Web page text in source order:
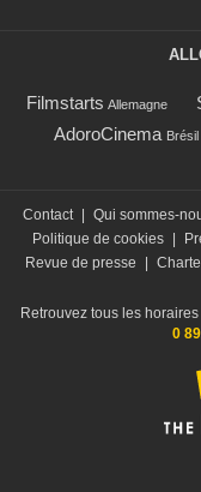
Filmstarts Allemagne
AdoroCinema Brésil
Contact Qui sommes-
Politique de cookies
Revue de presse
Retrouvez tous les
0